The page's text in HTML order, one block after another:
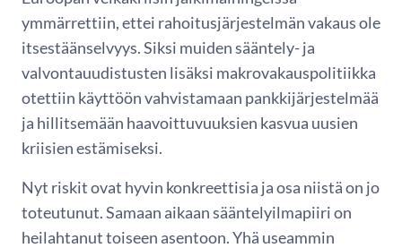
ymmärrettiin, ettei rahoitusjärjestelmän vakaus ole
itsestäänselvyys. Siksi muiden sääntely- ja
valvontauudistusten lisäksi makrovakauspolitiikka
otettiin käyttöön vahvistamaan pankkijärjestelmää
ja hillitsemään haavoittuvuuksien kasvua uusien
kriisien estämiseksi.
Nyt riskit ovat hyvin konkreettisia ja osa niistä on jo
toteutunut. Samaan aikaan sääntelyilmapiiri on
heilahtanut toiseen asentoon. Yhä useammin